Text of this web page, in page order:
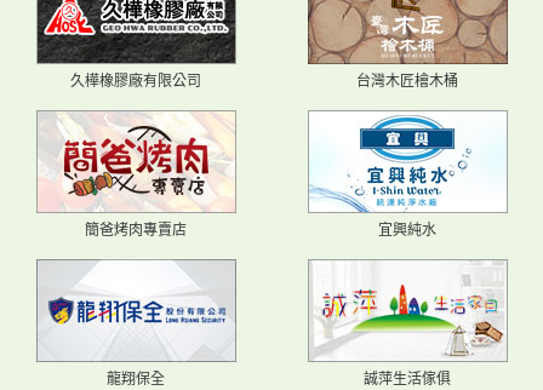
久樺橡膠廠有限公司 台灣木匠檜木桶
簡爸烤肉專賣店 宜興純水
龍翔保全 誠萍生活傢俱